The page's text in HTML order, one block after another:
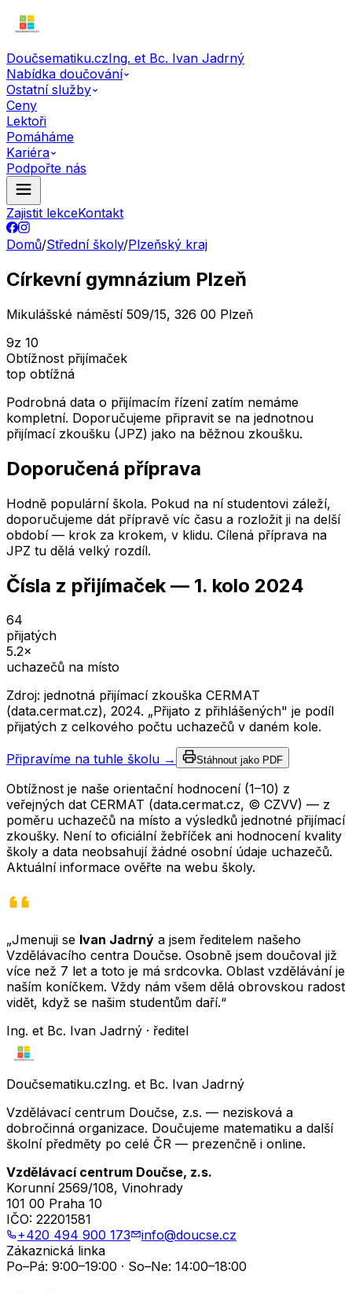
Doučsematiku.czIng. et Bc. Ivan Jadrný
Nabídka doučování
Ostatní služby
Ceny
Lektoři
Pomáháme
Kariéra
Podpořte nás
Zajistit lekceKontakt
Domů/Střední školy/Plzeňský kraj
Církevní gymnázium Plzeň
Mikulášské náměstí 509/15, 326 00 Plzeň
9z 10
Obtížnost přijímaček
top obtížná
Podrobná data o přijímacím řízení zatím nemáme
kompletní. Doporučujeme připravit se na jednotnou
přijímací zkoušku (JPZ) jako na běžnou zkoušku.
Doporučená příprava
Hodně populární škola. Pokud na ní studentovi záleží,
doporučujeme dát přípravě víc času a rozložit ji na delší
období — krok za krokem, v klidu. Cílená příprava na
JPZ tu dělá velký rozdíl.
Čísla z přijímaček — 1. kolo 2024
64
přijatých
5.2×
uchazečů na místo
Zdroj: jednotná přijímací zkouška CERMAT
(data.cermat.cz), 2024. „Přijato z přihlášených" je podíl
přijatých z celkového počtu uchazečů v daném kole.
Připravíme na tuhle školu → Stáhnout jako PDF
Obtížnost je naše orientační hodnocení (1–10) z
veřejných dat CERMAT (data.cermat.cz, © CZVV) — z
poměru uchazečů na místo a výsledků jednotné přijímací
zkoušky. Není to oficiální žebříček ani hodnocení kvality
školy a data neobsahují žádné osobní údaje uchazečů.
Aktuální informace ověřte na webu školy.
„Jmenuji se Ivan Jadrný a jsem ředitelem našeho
Vzdělávacího centra Doučse. Osobně jsem doučoval již
více než 7 let a toto je má srdcovka. Oblast vzdělávání je
naším koníčkem. Vždy nám všem dělá obrovskou radost
vidět, když se našim studentům daří.“
Ing. et Bc. Ivan Jadrný · ředitel
Doučsematiku.czIng. et Bc. Ivan Jadrný
Vzdělávací centrum Doučse, z.s. — nezisková a
dobročinná organizace. Doučujeme matematiku a další
školní předměty po celé ČR — prezenčně i online.
Vzdělávací centrum Doučse, z.s.
Korunní 2569/108, Vinohrady
101 00 Praha 10
IČO: 22201581
+420 494 900 173
info@doucse.cz
Zákaznická linka
Po–Pá: 9:00–19:00 · So–Ne: 14:00–18:00